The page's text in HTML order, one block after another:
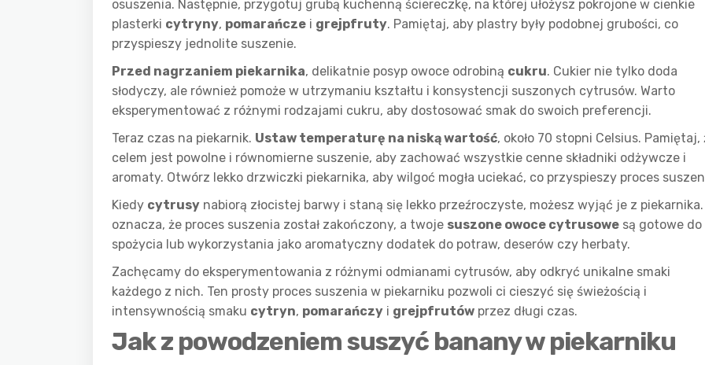
osuszenia. Następnie, przygotuj grubą kuchenną ściereczkę, na której ułożysz pokrojone w cienkie
plasterki cytryny, pomarańcze i grejpfruty. Pamiętaj, aby plastry były podobnej grubości, co
przyspieszy jednolite suszenie.
Przed nagrzaniem piekarnika, delikatnie posyp owoce odrobiną cukru. Cukier nie tylko doda
słodyczy, ale również pomoże w utrzymaniu kształtu i konsystencji suszonych cytrusów. Warto
eksperymentować z różnymi rodzajami cukru, aby dostosować smak do swoich preferencji.
Teraz czas na piekarnik. Ustaw temperaturę na niską wartość, około 70 stopni Celsius. Pamiętaj,
celem jest powolne i równomierne suszenie, aby zachować wszystkie cenne składniki odżywcze i
aromaty. Otwórz lekko drzwiczki piekarnika, aby wilgoć mogła uciekać, co przyspieszy proces
Kiedy cytrusy nabiorą złocistej barwy i staną się lekko przeźroczyste, możesz wyjąć je z piekarnika.
oznacza, że proces suszenia został zakończony, a twoje suszone owoce cytrusowe są gotowe do
spożycia lub wykorzystania jako aromatyczny dodatek do potraw, deserów czy herbaty.
Zachęcamy do eksperymentowania z różnymi odmianami cytrusów, aby odkryć unikalne smaki
każdego z nich. Ten prosty proces suszenia w piekarniku pozwoli ci cieszyć się świeżością i
intensywnością smaku cytryn, pomarańczy i grejpfrutów przez długi czas.
Jak z powodzeniem suszyć banany w piekarniku